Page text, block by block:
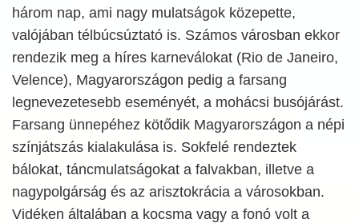
három nap, ami nagy mulatságok közepette,
valójában télbúcsúztató is. Számos városban ekkor
rendezik meg a híres karneválokat (Rio de Janeiro,
Velence), Magyarországon pedig a farsang
legnevezetesebb eseményét, a mohácsi busójárást.
Farsang ünnepéhez kötődik Magyarországon a népi
színjátszás kialakulása is. Sokfelé rendeztek
bálokat, táncmulatságokat a falvakban, illetve a
nagypolgárság és az arisztokrácia a városokban.
Vidéken általában a kocsma vagy a fonó volt a